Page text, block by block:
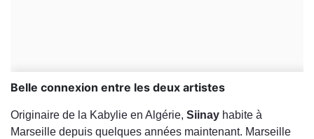
Belle connexion entre les deux artistes
Originaire de la Kabylie en Algérie, Siinay habite à
Marseille depuis quelques années maintenant. Marseille